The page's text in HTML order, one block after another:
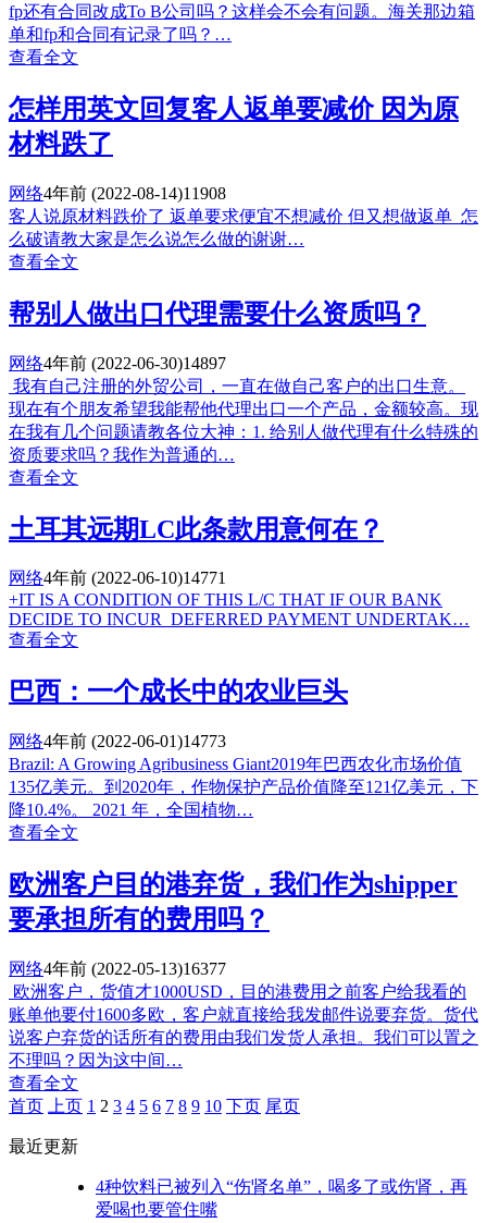
fp还有合同改成To B公司吗？这样会不会有问题。海关那边箱
单和fp和合同有记录了吗？…
查看全文
怎样用英文回复客人返单要减价 因为原
材料跌了
网络4年前 (2022-08-14)11908
客人说原材料跌价了 返单要求便宜不想减价 但又想做返单 怎
么破请教大家是怎么说怎么做的谢谢…
查看全文
帮别人做出口代理需要什么资质吗？
网络4年前 (2022-06-30)14897
我有自己注册的外贸公司，一直在做自己客户的出口生意。
现在有个朋友希望我能帮他代理出口一个产品，金额较高。现
在我有几个问题请教各位大神：1. 给别人做代理有什么特殊的
资质要求吗？我作为普通的…
查看全文
土耳其远期LC此条款用意何在？
网络4年前 (2022-06-10)14771
+IT IS A CONDITION OF THIS L/C THAT IF OUR BANK
DECIDE TO INCUR DEFERRED PAYMENT UNDERTAK…
查看全文
巴西：一个成长中的农业巨头
网络4年前 (2022-06-01)14773
Brazil: A Growing Agribusiness Giant2019年巴西农化市场价值
135亿美元。到2020年，作物保护产品价值降至121亿美元，下
降10.4%。 2021 年，全国植物…
查看全文
欧洲客户目的港弃货，我们作为shipper
要承担所有的费用吗？
网络4年前 (2022-05-13)16377
欧洲客户，货值才1000USD，目的港费用之前客户给我看的
账单他要付1600多欧，客户就直接给我发邮件说要弃货。货代
说客户弃货的话所有的费用由我们发货人承担。我们可以置之
不理吗？因为这中间…
查看全文
首页
上页 1 2 3 4 5 6 7 8 9 10 下页 尾页
最近更新
4种饮料已被列入“伤肾名单”，喝多了或伤肾，再
爱喝也要管住嘴